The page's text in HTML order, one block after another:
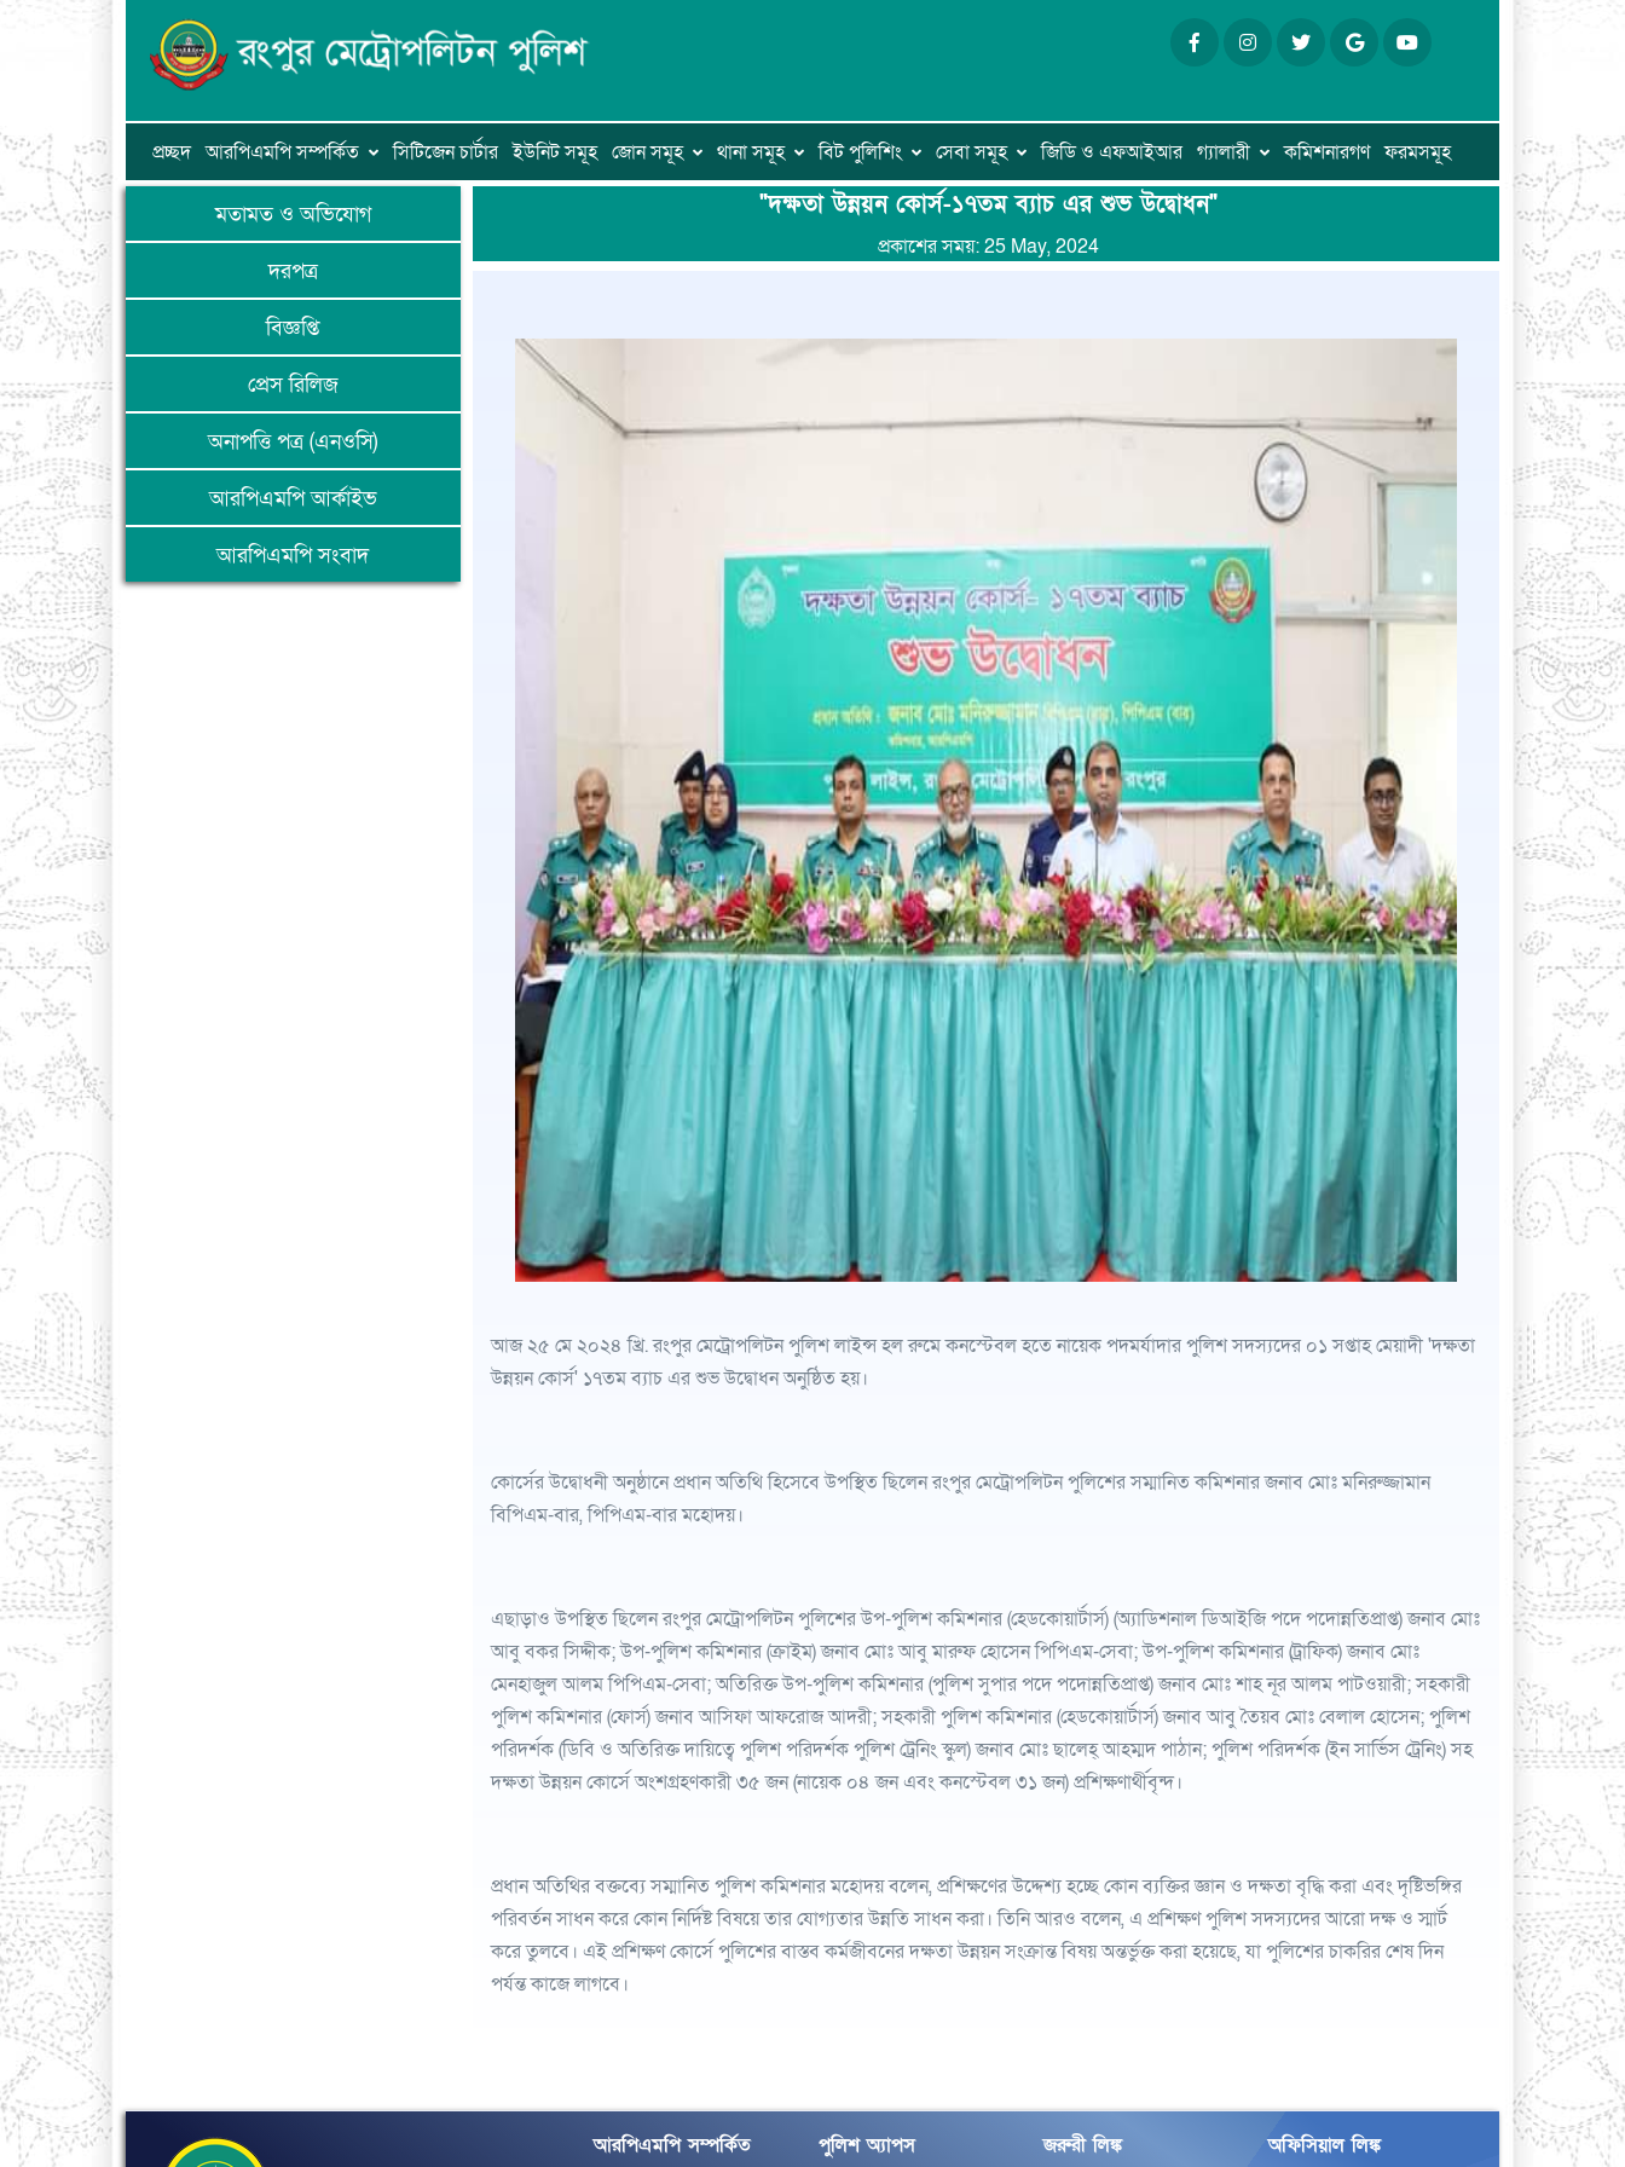
প্রচ্ছদ আরপিএমপি সম্পর্কিত সিটিজেন চার্টার ইউনিট সমূহ জোন সমূহ থানা সমূহ বিট পুলিশিং সেবা সমূহ জিডি ও এফআইআর গ্যালারী কমিশনারগণ ফরমসমূহ
মতামত ও অভিযোগ
দরপত্র
বিজ্ঞপ্তি
প্রেস রিলিজ
অনাপত্তি পত্র (এনওসি)
আরপিএমপি আর্কাইভ
আরপিএমপি সংবাদ
"দক্ষতা উন্নয়ন কোর্স-১৭তম ব্যাচ এর শুভ উদ্বোধন"
প্রকাশের সময়: 25 May, 2024
আজ ২৫ মে ২০২৪ খ্রি. রংপুর মেট্রোপলিটন পুলিশ লাইন্স হল রুমে কনস্টেবল হতে নায়েক পদমর্যাদার পুলিশ সদস্যদের ০১ সপ্তাহ মেয়াদী 'দক্ষতা
উন্নয়ন কোর্স' ১৭তম ব্যাচ এর শুভ উদ্বোধন অনুষ্ঠিত হয়।
কোর্সের উদ্বোধনী অনুষ্ঠানে প্রধান অতিথি হিসেবে উপস্থিত ছিলেন রংপুর মেট্রোপলিটন পুলিশের সম্মানিত কমিশনার জনাব মোঃ মনিরুজ্জামান
বিপিএম-বার, পিপিএম-বার মহোদয়।
এছাড়াও উপস্থিত ছিলেন রংপুর মেট্রোপলিটন পুলিশের উপ-পুলিশ কমিশনার (হেডকোয়ার্টার্স) (অ্যাডিশনাল ডিআইজি পদে পদোন্নতিপ্রাপ্ত) জনাব মোঃ
আবু বকর সিদ্দীক; উপ-পুলিশ কমিশনার (ক্রাইম) জনাব মোঃ আবু মারুফ হোসেন পিপিএম-সেবা; উপ-পুলিশ কমিশনার (ট্রাফিক) জনাব মোঃ
মেনহাজুল আলম পিপিএম-সেবা; অতিরিক্ত উপ-পুলিশ কমিশনার (পুলিশ সুপার পদে পদোন্নতিপ্রাপ্ত) জনাব মোঃ শাহ নূর আলম পাটওয়ারী; সহকারী
পুলিশ কমিশনার (ফোর্স) জনাব আসিফা আফরোজ আদরী; সহকারী পুলিশ কমিশনার (হেডকোয়ার্টার্স) জনাব আবু তৈয়ব মোঃ বেলাল হোসেন; পুলিশ
পরিদর্শক (ডিবি ও অতিরিক্ত দায়িত্বে পুলিশ পরিদর্শক পুলিশ ট্রেনিং স্কুল) জনাব মোঃ ছালেহ্ আহম্মদ পাঠান; পুলিশ পরিদর্শক (ইন সার্ভিস ট্রেনিং) সহ
দক্ষতা উন্নয়ন কোর্সে অংশগ্রহণকারী ৩৫ জন (নায়েক ০৪ জন এবং কনস্টেবল ৩১ জন) প্রশিক্ষণার্থীবৃন্দ।
প্রধান অতিথির বক্তব্যে সম্মানিত পুলিশ কমিশনার মহোদয় বলেন, প্রশিক্ষণের উদ্দেশ্য হচ্ছে কোন ব্যক্তির জ্ঞান ও দক্ষতা বৃদ্ধি করা এবং দৃষ্টিভঙ্গির
পরিবর্তন সাধন করে কোন নির্দিষ্ট বিষয়ে তার যোগ্যতার উন্নতি সাধন করা। তিনি আরও বলেন, এ প্রশিক্ষণ পুলিশ সদস্যদের আরো দক্ষ ও স্মার্ট
করে তুলবে। এই প্রশিক্ষণ কোর্সে পুলিশের বাস্তব কর্মজীবনের দক্ষতা উন্নয়ন সংক্রান্ত বিষয় অন্তর্ভুক্ত করা হয়েছে, যা পুলিশের চাকরির শেষ দিন
পর্যন্ত কাজে লাগবে।
আরপিএমপি সম্পর্কিত পুলিশ অ্যাপস জরুরী লিঙ্ক অফিসিয়াল লিঙ্ক